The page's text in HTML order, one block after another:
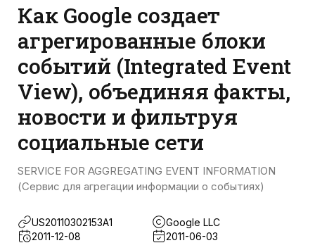
Как Google создает
агрегированные блоки
событий (Integrated Event
View), объединяя факты,
новости и фильтруя
социальные сети
SERVICE FOR AGGREGATING EVENT INFORMATION
(Сервис для агрегации информации о событиях)
US20110302153A1
Google LLC
2011-12-08
2011-06-03